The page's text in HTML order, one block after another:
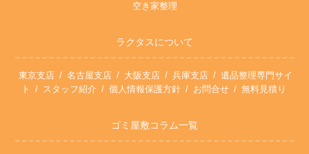
空き家整理
ラクタスについて
東京支店 名古屋支店 大阪支店 兵庫支店
遺品整理専門サイ
ト
スタッフ紹介 個人情報保護方針 お問合せ 無料見積り
ゴミ屋敷コラム一覧